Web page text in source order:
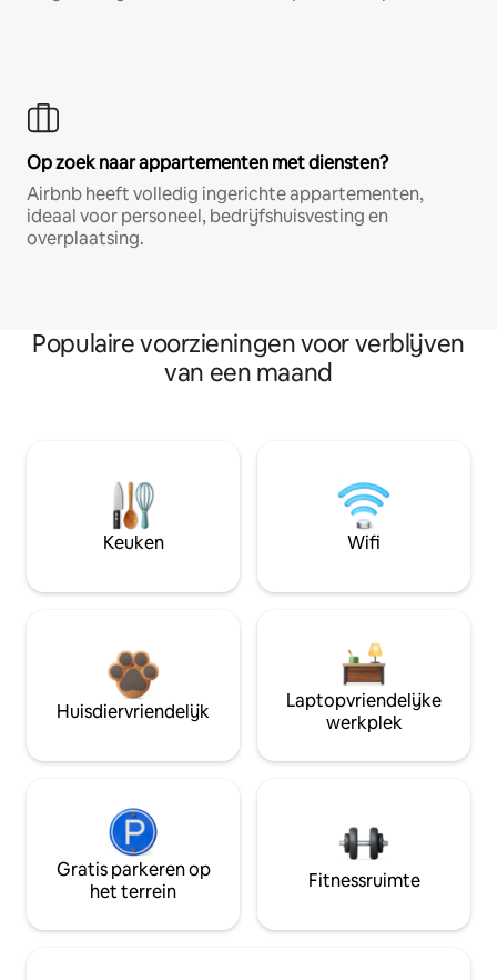
Op zoek naar appartementen met diensten?
Airbnb heeft volledig ingerichte appartementen,
ideaal voor personeel, bedrijfshuisvesting en
overplaatsing.
Populaire voorzieningen voor verblijven
van een maand
Keuken Wifi
Huisdiervriendelijk
Laptopvriendelijke
werkplek
Gratis parkeren op
het terrein
Fitnessruimte